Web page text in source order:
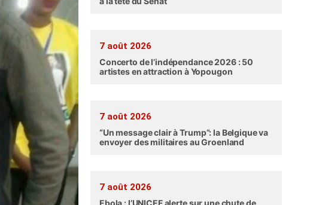
7 août 2026
Concerto de l’indépendance 2026 : 50
artistes en attraction à Yopougon
7 août 2026
“Un message clair à Trump”: la Belgique va
envoyer des militaires au Groenland
7 août 2026
Ebola : l’UNICEF alerte sur une chute de